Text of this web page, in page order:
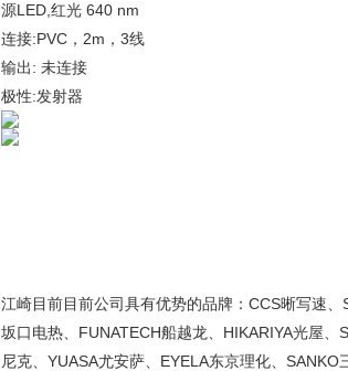
源LED,红光 640 nm
连接:PVC，2m，3线
输出: 未连接
极性:发射器
江崎目前目前公司具有优势的品牌：CCS晰写速
坂口电热、FUNATECH船越龙、HIKARIYA光屋
尼克、YUASA尤安萨、EYELA东京理化、